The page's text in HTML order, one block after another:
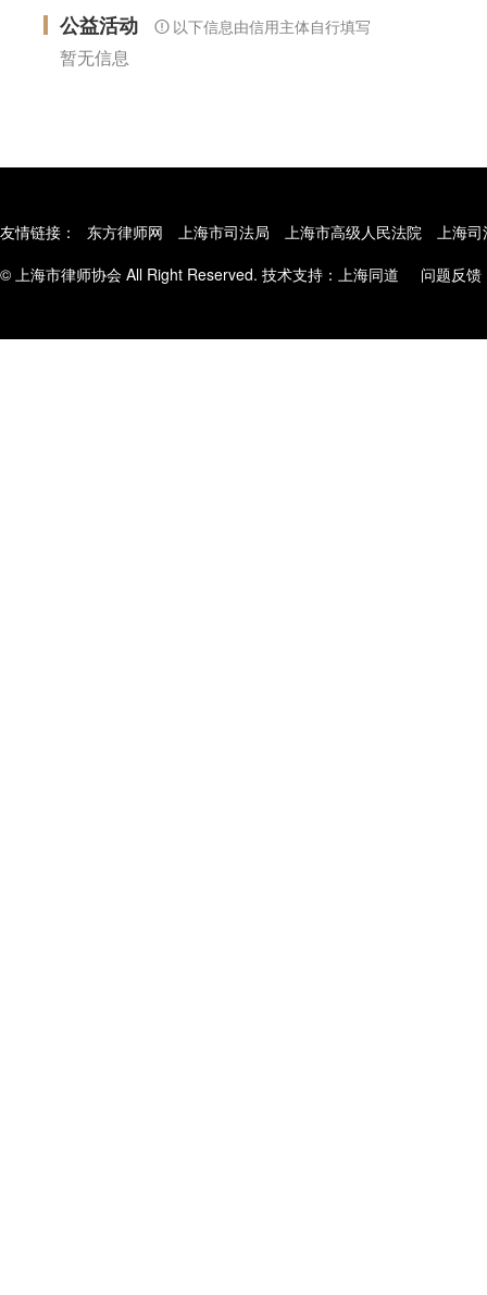
公益活动 以下信息由信用主体自行填写
暂无信息
友情链接： 东方律师网 上海市司法局 上海市高级人民法院
上海
© 上海市律师协会 All Right Reserved. 技术支持： 上海同道 问题反馈